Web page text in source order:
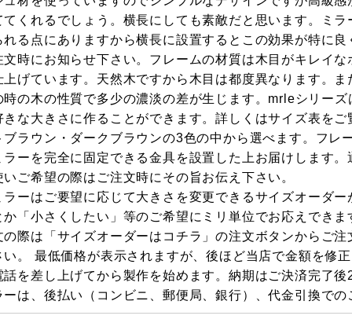
てくれるでしょう。横長にしても素敵だと思います。ミ
れる点にありますから横長に設置するとこの効果が特に
文時にお知らせ下さい。フレームの材質は木目がキレイ
上げています。天然木ですから木目は都度異なります。
時の木の性質で多少の濃淡の差が生じます。mrleシリー
きな大きさに作ることができます。詳しくはサイズ表を
ブラウン・ダークブラウンの3色の中から選べます。フレ
ラーを完全に固定できる金具を設置した上お届けします
いご希望の際はご注文時にその旨お伝え下さい。
ラーはご要望に応じて大きさを変更できるサイズオーダ
か「小さくしたい」等のご希望にミリ単位でお応えでき
の際は「サイズオーダーはコチラ」の注文ボタンからご
い。 最低価格が表示されますが、後ほど当店で金額を修
話を差し上げてから製作を始めます。納期はご決済完了
ーは、後払い（コンビニ、郵便局、銀行）、代金引換で